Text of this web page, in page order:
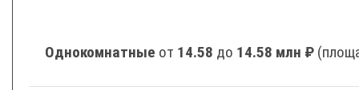
Однокомнатные от 14.58 до 14.58 млн ₽